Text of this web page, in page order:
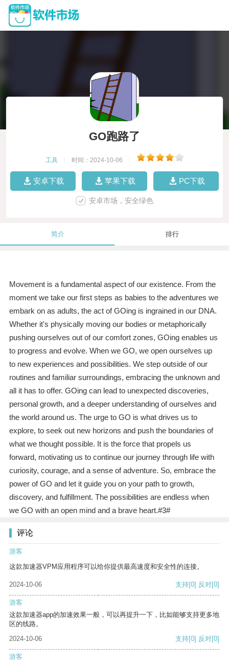
GO跑路了
工具 时间：2024-10-06
安卓下载 苹果下载 PC下载
安卓市场，安全绿色
简介 排行
Movement is a fundamental aspect of our existence. From the
moment we take our first steps as babies to the adventures we
embark on as adults, the act of GOing is ingrained in our DNA.
Whether it's physically moving our bodies or metaphorically
pushing ourselves out of our comfort zones, GOing enables us
to progress and evolve. When we GO, we open ourselves up
to new experiences and possibilities. We step outside of our
routines and familiar surroundings, embracing the unknown and
all it has to offer. GOing can lead to unexpected discoveries,
personal growth, and a deeper understanding of ourselves and
the world around us. The urge to GO is what drives us to
explore, to seek out new horizons and push the boundaries of
what we thought possible. It is the force that propels us
forward, motivating us to continue our journey through life with
curiosity, courage, and a sense of adventure. So, embrace the
power of GO and let it guide you on your path to growth,
discovery, and fulfillment. The possibilities are endless when
we GO with an open mind and a brave heart.#3#
评论
游客
这款加速器VPM应用程序可以给你提供最高速度和安全性的连接。
2024-10-06 支持[0] 反对[0]
游客
这款加速器app的加速效果一般，可以再提升一下，比如能够支持更多地
区的线路。
2024-10-06
支持[0] 反对[0]
游客